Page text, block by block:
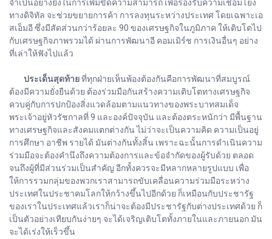
จำเป็นอย่างยิ่งในการเพิ่มขีดความสามารถ เพื่อรองรับความเชื่อมโยง
ทางดิจิทัล จะช่วยขยายการค้า การลงทุนระหว่างประเทศ โดยเฉพาะเอ
สเอ็มอี ซึ่งมีสัดส่วนกว่าร้อยละ 90 ของเศรษฐกิจในภูมิภาค ให้เติบโตไป
กับเศรษฐกิจภาพรวมได้ ผ่านการพัฒนาอี คอมเมิร์ช การเงินอื่นๆ อย่าง
ที่เล่าให้ฟังไปแล้ว
ประเด็นสุดท้ายที่ทุกฝ่ายเห็นพ้องต้องกันคือการพัฒนาที่สมบูรณ์
ต้องมีความยั่งยืนด้วย ต้องร่วมมือกันสร้างความเติบโตทางเศรษฐกิจ
ควบคู่กับการปกป้องสิ่งแวดล้อมตามแนวทางของพระบาทสมเด็จ
พระเจ้าอยู่หัวรัชกาลที่ 9 และองค์ปัจจุบัน และต้องตระหนักว่า มีพื้นฐาน
ทางเศรษฐกิจและสังคมแตกต่างกัน ไม่ว่าจะเป็นความคิด ความเป็นอยู่
การศึกษา อาชีพ รายได้ มันต่างกันทั้งสิ้น เพราะฉะนั้นการดำเนินความ
ร่วมมือจะต้องคำนึงถึงความต้องการและข้อจำกัดของผู้รับด้วย ตลอด
จนถึงผู้ที่มีส่วนร่วมเป็นสำคัญ อีกทั้งควรจะมีหลากหลายรูปแบบ เพื่อ
ให้การรวมกลุ่มของพวกเราสามารถขับเคลื่อนความร่วมมือระหว่าง
ประเทศในประชาคมโลกให้กว้างขึ้นไปอีกด้วย ก็เหมือนกับประชารัฐ
ของเราในประเทศแล้วเราก็น่าจะต้องมีประชารัฐกับต่างประเทศด้วย ก็
เป็นตัวอย่างเทียบกันง่ายๆ จะได้เจริญเติบโตทั้งภายในและภายนอก มัน
จะได้เร่งให้เร็วขึ้น